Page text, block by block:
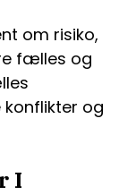
om risiko,
fælles og
og
I